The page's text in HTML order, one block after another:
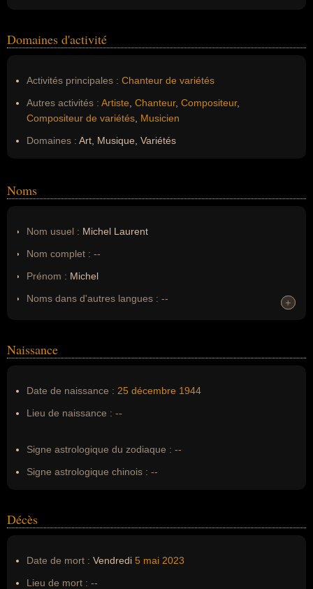
Domaines d'activité
Activités principales : Chanteur de variétés
Autres activités : Artiste Chanteur, Compositeur,
Compositeur de variétés Musicien
Domaines : Art, Musique, Variétés
Noms
Nom usuel : Michel Laurent
Nom complet : --
Prénom : Michel
Noms dans d'autres langues : --
Nom de famille :Taïeb
+
+
Naissance
Date de naissance : 25 décembre 1944
Lieu de naissance : --
Signe astrologique du zodiaque : --
Signe astrologique chinois : --
Décès
Date de mort : Vendredi 5 mai 2023
Lieu de mort : --